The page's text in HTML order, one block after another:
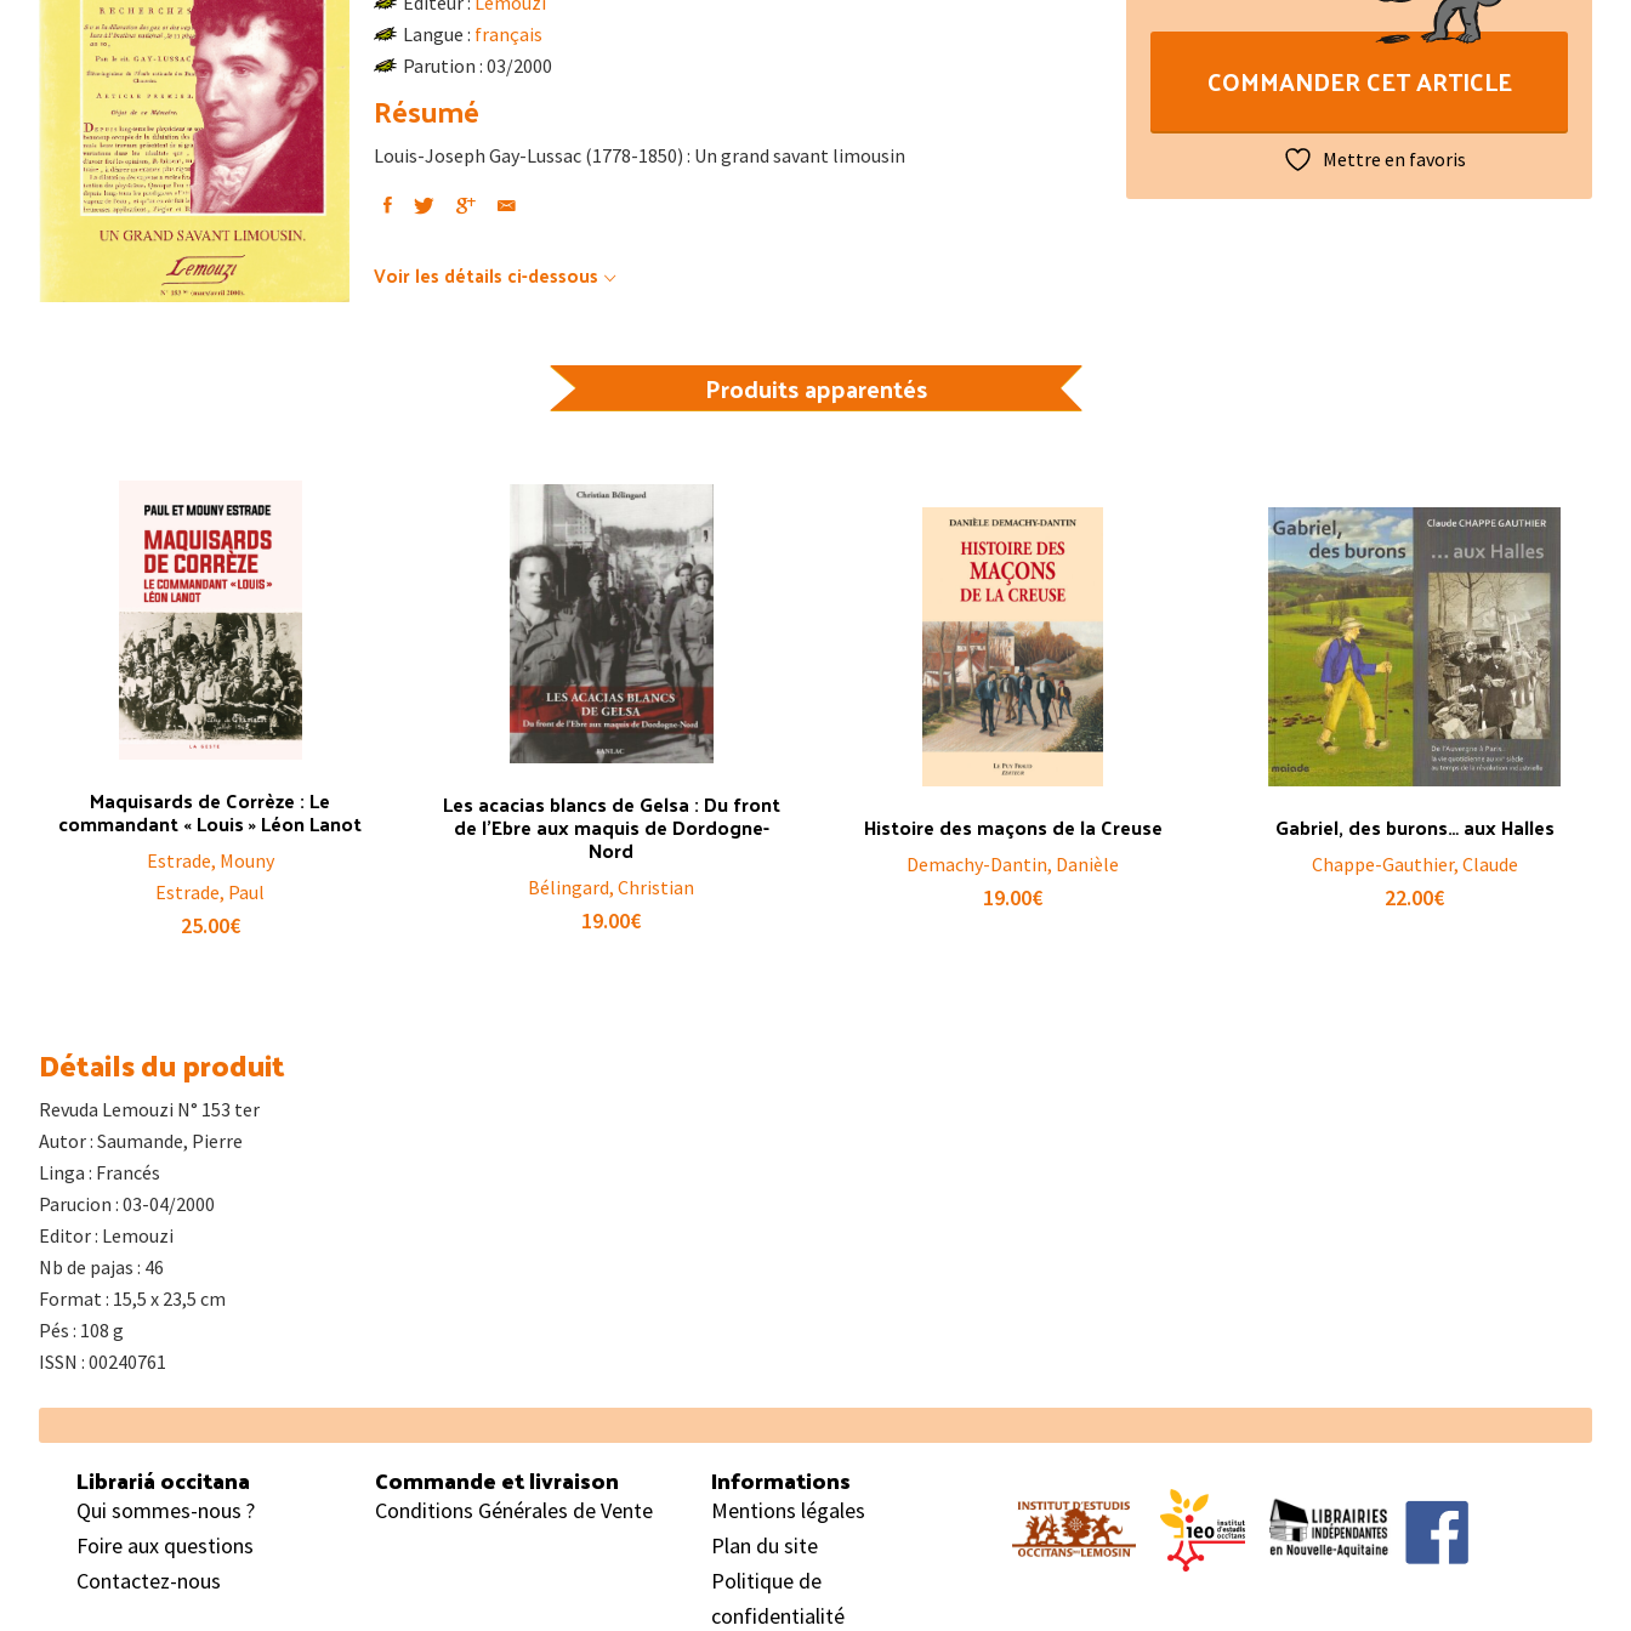
Langue : français
Parution : 03/2000
Résumé
Louis-Joseph Gay-Lussac (1778-1850) : Un grand savant limousin
Voir les détails ci-dessous
Joseph
COMMANDER CET ARTICLE
Mettre en favoris
Produits apparentés
Maquisards de Corrèze : Le
commandant « Louis » Léon Lanot
Estrade, Mouny
Estrade, Paul
25.00€
Les acacias blancs de Gelsa : Du front
de l’Ebre aux maquis de Dordogne-
Nord
Bélingard, Christian
19.00€
Histoire des maçons de la Creuse
Demachy-Dantin, Danièle
19.00€
Gabriel, des burons… aux Halles
Chappe-Gauthier, Claude
22.00€
Détails du produit
Revuda Lemouzi N° 153 ter
Autor : Saumande, Pierre
Linga : Francés
Parucion : 03-04/2000
Editor : Lemouzi
Nb de pajas : 46
Format : 15,5 x 23,5 cm
Pés : 108 g
ISSN : 00240761
Footer
Librariá occitana
Qui sommes-nous ?
Foire aux questions
Contactez-nous
Commande et livraison
Conditions Générales de Vente
Informations
Mentions légales
Plan du site
Politique de
confidentialité